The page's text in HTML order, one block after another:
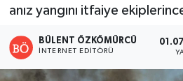
anız yangını itfaiye
BÜLENT ÖZKÖMÜRCÜ
İNTERNET EDITÖRÜ